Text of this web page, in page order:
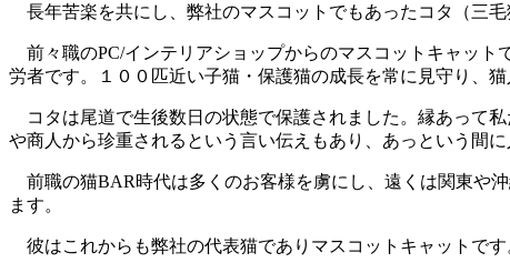
長年苦楽を共にし、弊社のマスコットでもあったコタ（三
前々職のPC/インテリアショップからのマスコットキャット
労者です。１００匹近い子猫・保護猫の成長を常に見守り、
コタは尾道で生後数日の状態で保護されました。縁あって
や商人から珍重されるという言い伝えもあり、あっという間
前職の猫BAR時代は多くのお客様を虜にし、遠くは関東や
ます。
彼はこれからも弊社の代表猫でありマスコットキャットで